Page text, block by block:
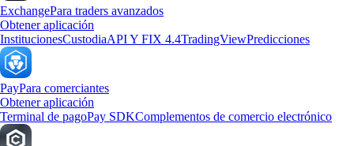
ExchangePara traders avanzados
Obtener aplicación
InstitucionesCustodiaAPI Y FIX 4.4TradingViewPredicciones
PayPara comerciantes
Obtener aplicación
Terminal de pagoPay SDKComplementos de comercio electrónico